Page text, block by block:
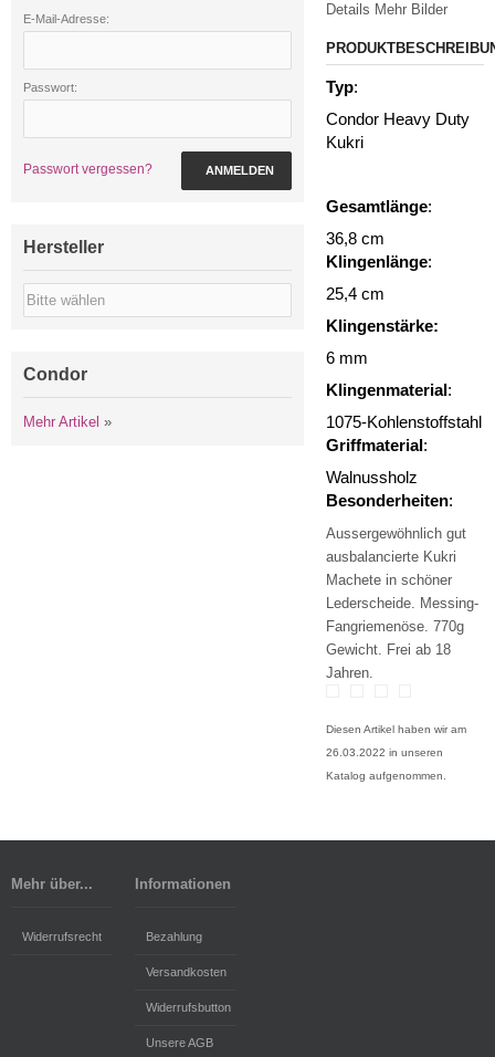
Details Mehr Bilder
Typ:
Condor Heavy Duty
Kukri
Gesamtlänge:
36,8 cm
Klingenlänge:
25,4 cm
Klingenstärke:
6 mm
Klingenmaterial :
1075-Kohlenstoffstahl
Griffmaterial :
Walnussholz
Besonderheiten:
Aussergewöhnlich gut
ausbalancierte Kukri
Machete in schöner
Lederscheide. Messing-
Fangriemenöse. 770g
Gewicht. Frei ab 18
Jahren.
Diesen Artikel haben wir am
26.03.2022 in unseren
Katalog aufgenommen.
E-Mail-Adresse:
Passwort:
Passwort vergessen? ANMELDEN
Hersteller
Condor
Mehr Artikel »
Mehr über...
Widerrufsrecht
Informationen
Bezahlung
Versandkosten
Widerrufsbutton
Unsere AGB